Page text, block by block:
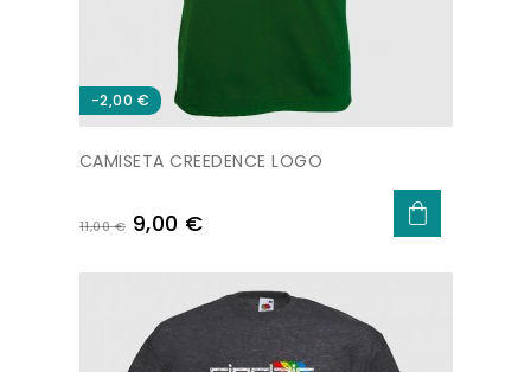
-2,00 €
CAMISETA CREEDENCE LOGO
Precio
11,00 € Precio
9,00 €